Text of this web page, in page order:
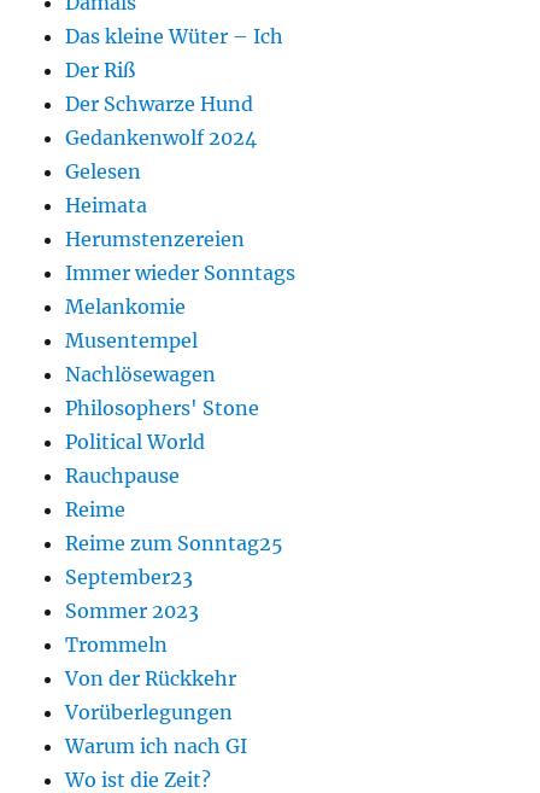
Das kleine Wüter – Ich
Der Riß
Der Schwarze Hund
Gedankenwolf 2024
Gelesen
Heimata
Herumstenzereien
Immer wieder Sonntags
Melankomie
Musentempel
Nachlösewagen
Philosophers' Stone
Political World
Rauchpause
Reime
Reime zum Sonntag25
September23
Sommer 2023
Trommeln
Von der Rückkehr
Vorüberlegungen
Warum ich nach GI
Wo ist die Zeit?